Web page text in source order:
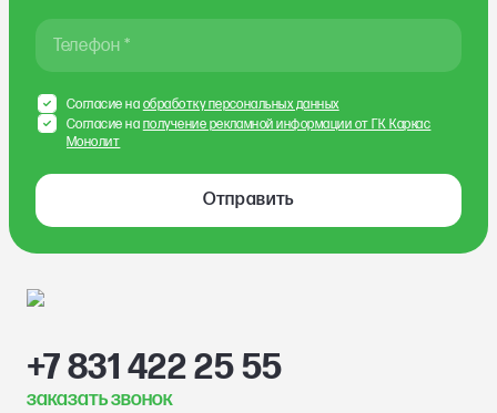
Телефон *
Отправить
Согласие на обработку персональных данных
Согласие на получение рекламной информации от ГК Каркас
Монолит
+7 831 422 25 55
заказать звонок